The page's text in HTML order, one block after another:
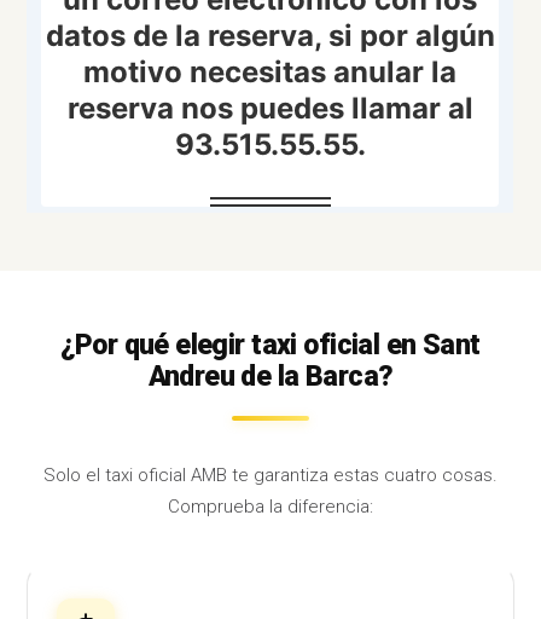
¿Por qué elegir taxi oficial en Sant
Andreu de la Barca?
Solo el taxi oficial AMB te garantiza estas cuatro cosas.
Comprueba la diferencia: